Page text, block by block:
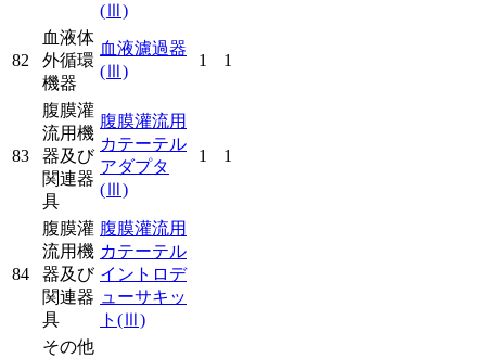
(Ⅲ)
82
血液体
外循環
機器
血液濾過器
(Ⅲ)
1 1
83
腹膜灌
流用機
器及び
関連器
具
腹膜灌流用
カテーテル
アダプタ
(Ⅲ)
1 1
84
腹膜灌
流用機
器及び
関連器
具
腹膜灌流用
カテーテル
イントロデ
ューサキッ
ト (Ⅲ)
その他